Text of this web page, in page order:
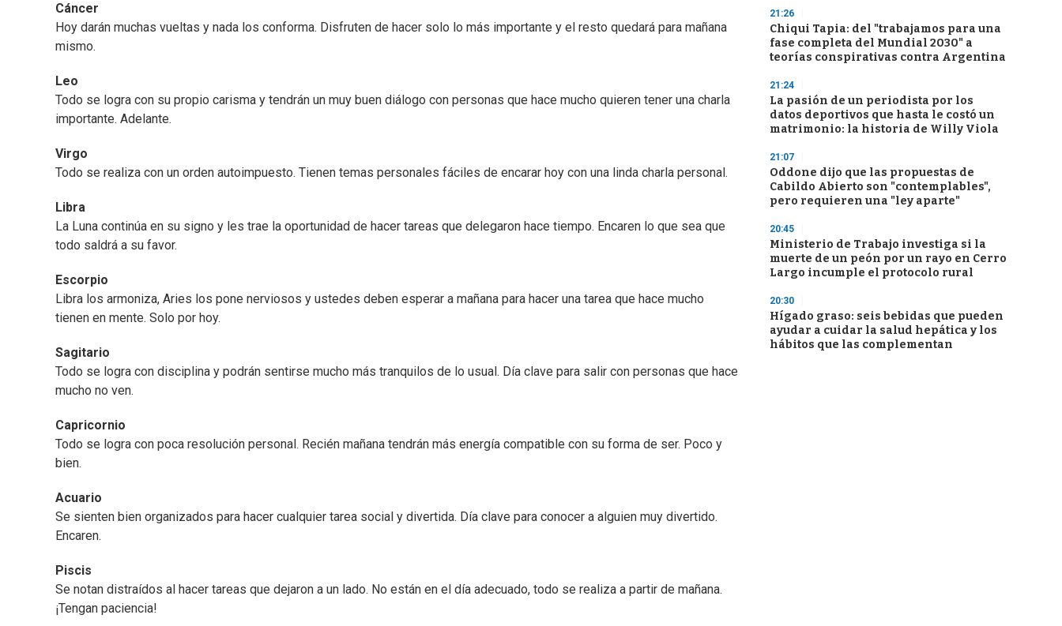
Cáncer
Hoy darán muchas vueltas y nada los conforma. Disfruten de hacer solo lo más importante y el resto quedará para mañana
mismo.
Leo
Todo se logra con su propio carisma y tendrán un muy buen diálogo con personas que hace mucho quieren tener una charla
importante. Adelante.
Virgo
Todo se realiza con un orden autoimpuesto. Tienen temas personales fáciles de encarar hoy con una linda charla personal.
Libra
La Luna continúa en su signo y les trae la oportunidad de hacer tareas que delegaron hace tiempo. Encaren lo que sea que
todo saldrá a su favor.
Escorpio
Libra los armoniza, Aries los pone nerviosos y ustedes deben esperar a mañana para hacer una tarea que hace mucho
tienen en mente. Solo por hoy.
Sagitario
Todo se logra con disciplina y podrán sentirse mucho más tranquilos de lo usual. Día clave para salir con personas que hace
mucho no ven.
Capricornio
Todo se logra con poca resolución personal. Recién mañana tendrán más energía compatible con su forma de ser. Poco y
bien.
Acuario
Se sienten bien organizados para hacer cualquier tarea social y divertida. Día clave para conocer a alguien muy divertido.
Encaren.
Piscis
Se notan distraídos al hacer tareas que dejaron a un lado. No están en el día adecuado, todo se realiza a partir de mañana.
¡Tengan paciencia!
21:26
Chiqui Tapia: del "trabajamos para una
fase completa del Mundial 2030" a
teorías conspirativas contra Argentina
21:24
La pasión de un periodista por los
datos deportivos que hasta le costó un
matrimonio: la historia de Willy Viola
21:07
Oddone dijo que las propuestas de
Cabildo Abierto son "contemplables",
pero requieren una "ley aparte"
20:45
Ministerio de Trabajo investiga si la
muerte de un peón por un rayo en Cerro
Largo incumple el protocolo rural
20:30
Hígado graso: seis bebidas que pueden
ayudar a cuidar la salud hepática y los
hábitos que las complementan